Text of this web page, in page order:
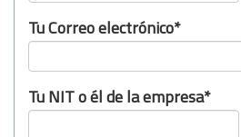
Tu Correo electrónico*
Tu NIT o él de la empresa*